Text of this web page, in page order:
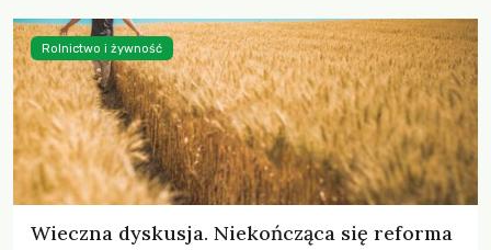
Wieczna dyskusja. Niekończąca się reforma
Rolnictwo i żywność